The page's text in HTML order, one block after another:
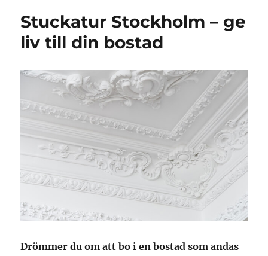
Stuckatur Stockholm – ge
liv till din bostad
Drömmer du om att bo i en bostad som andas